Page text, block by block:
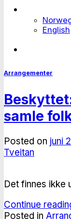
English
Arrangementer
samle
Posted on juni
Tveitan
Det finnes ikke
Continue
Posted in